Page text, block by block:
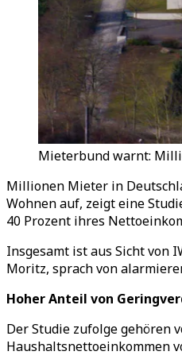
Mieterbund warnt:
Millionen Mieter in
Wohnen auf, zeigt eine
40 Prozent ihres
Insgesamt ist aus Sicht von
Moritz, sprach von
Hoher Anteil von
Der Studie zufolge gehören
Haushaltsnettoeinkommen